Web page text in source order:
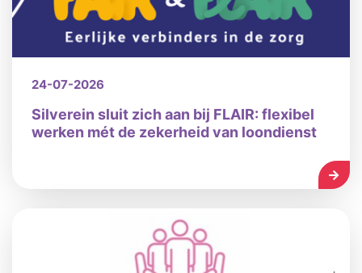
24-07-2026
Silverein sluit zich aan bij FLAIR: flexibel
werken mét de zekerheid van loondienst